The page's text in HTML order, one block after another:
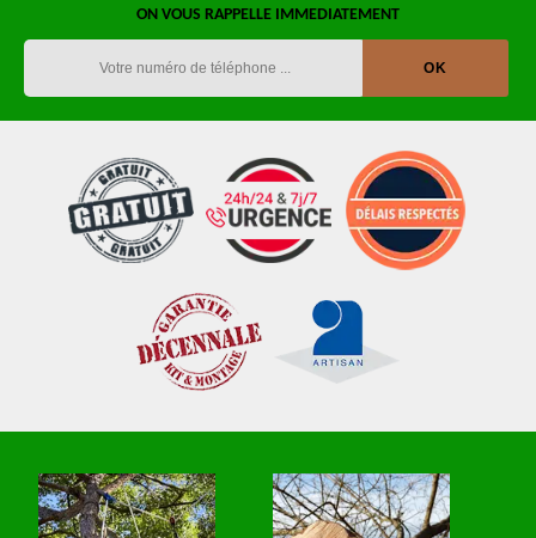
ON VOUS RAPPELLE IMMEDIATEMENT